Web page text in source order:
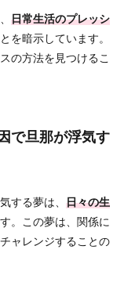
日常生活のプレッシ
を暗示しています。
の方法を見つけるこ
で旦那が浮気す
する夢は、 日々の生
。この夢は、関係に
ャレンジすることの